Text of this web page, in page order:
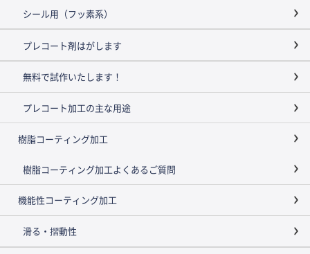
シール用（フッ素系）
プレコート剤はがします
無料で試作いたします！
プレコート加工の主な用途
樹脂コーティング加工
樹脂コーティング加工よくあるご質問
機能性コーティング加工
滑る・摺動性